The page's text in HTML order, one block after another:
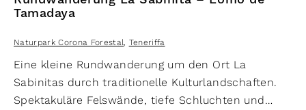
Tamadaya
Naturpark Corona Forestal Teneriffa
Eine kleine Rundwanderung um den Ort La
Sabinitas durch traditionelle Kulturlandschaften.
Spektakuläre Felswände, tiefe Schluchten und